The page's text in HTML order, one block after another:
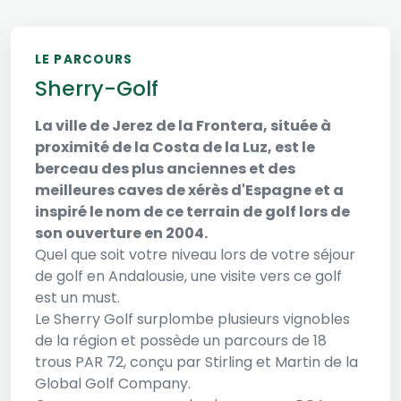
LE PARCOURS
Sherry-Golf
La ville de Jerez de la Frontera, située à
proximité de la Costa de la Luz, est le
berceau des plus anciennes et des
meilleures caves de xérès d'Espagne et a
inspiré le nom de ce terrain de golf lors de
son ouverture en 2004.
Quel que soit votre niveau lors de votre séjour
de golf en Andalousie, une visite vers ce golf
est un must.
Le Sherry Golf surplombe plusieurs vignobles
de la région et possède un parcours de 18
trous PAR 72, conçu par Stirling et Martin de la
Global Golf Company.